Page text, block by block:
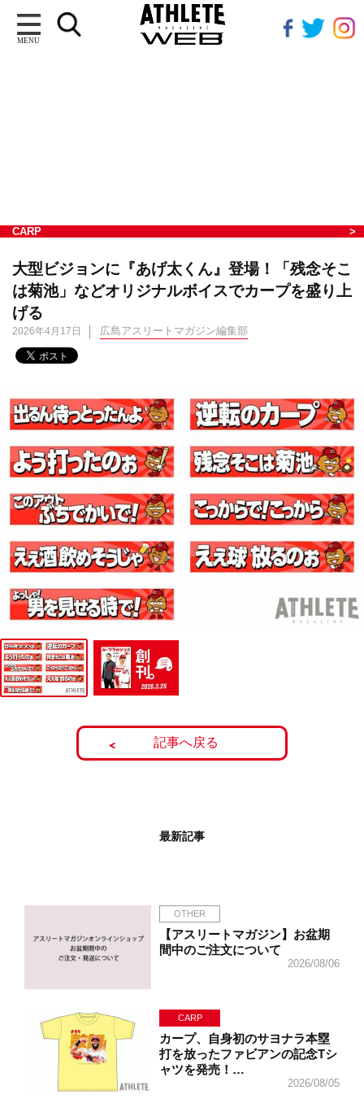
MENU
CARP
大型ビジョンに『あげ太くん』登場！「残念そこ
は菊池」などオリジナルボイスでカープを盛り上
げる
2026年4月17日 広島アスリートマガジン編集部
記事へ戻る
最新記事
OTHER
【アスリートマガジン】お盆期
間中のご注文について
2026/08/06
CARP
カープ、自身初のサヨナラ本塁
打を放ったファビアンの記念Tシ
ャツを発売！…
2026/08/05